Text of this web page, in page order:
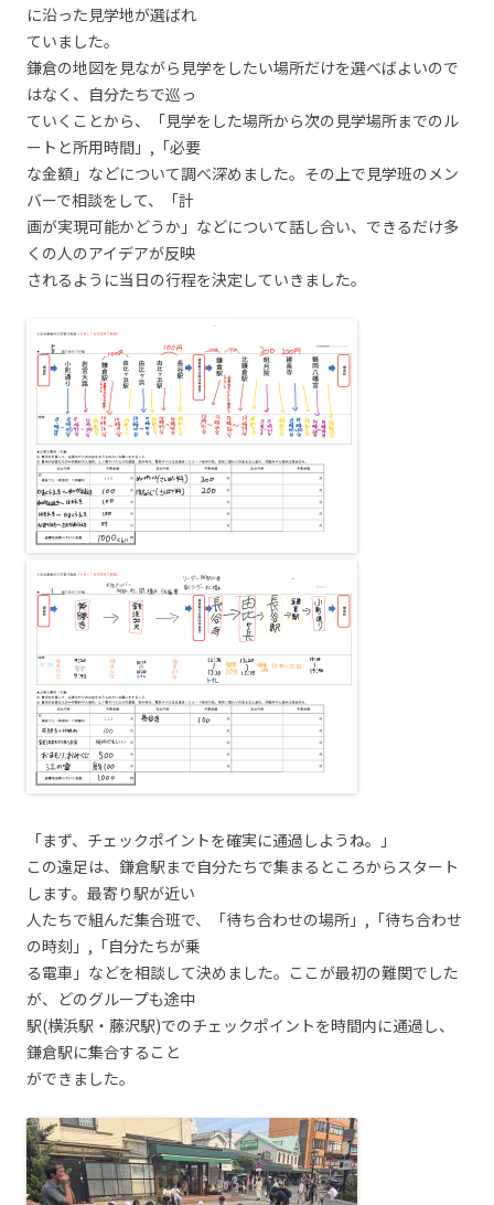
に沿った見学地が選ばれ
ていました。
鎌倉の地図を見ながら見学をしたい場所だけを選べばよいので
はなく、自分たちで巡っ
ていくことから、「見学をした場所から次の見学場所までのル
ートと所用時間」,「必要
な金額」などについて調べ深めました。その上で見学班のメン
バーで相談をして、「計
画が実現可能かどうか」などについて話し合い、できるだけ多
くの人のアイデアが反映
されるように当日の行程を決定していきました。
「まず、チェックポイントを確実に通過しようね。」
この遠足は、鎌倉駅まで自分たちで集まるところからスタート
します。最寄り駅が近い
人たちで組んだ集合班で、「待ち合わせの場所」,「待ち合わせ
の時刻」,「自分たちが乗
る電車」などを相談して決めました。ここが最初の難関でした
が、どのグループも途中
駅(横浜駅・藤沢駅)でのチェックポイントを時間内に通過し、
鎌倉駅に集合すること
ができました。